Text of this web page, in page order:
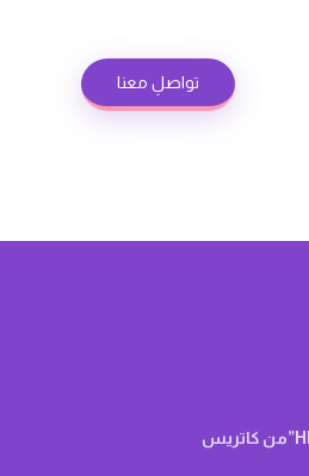
تواصلِ معنا